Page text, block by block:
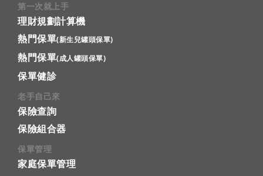
第一次就上手
理財規劃計算機
熱門保單(新生兒罐頭保單)
熱門保單(成人罐頭保單)
保單健診
老手自己來
保險查詢
保險組合器
保單管理
家庭保單管理